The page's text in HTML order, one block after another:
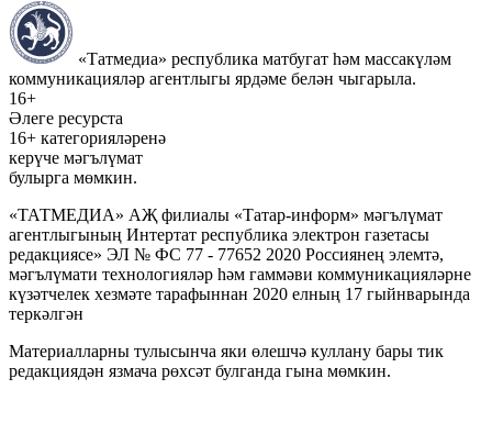
«Татмедиа» республика матбугат һәм массакүләм
коммуникацияләр агентлыгы ярдәме белән чыгарыла.
16+
Әлеге ресурста
16+ категорияләренә
керүче мәгълүмат
булырга мөмкин.
«ТАТМЕДИА» АҖ филиалы «Татар-информ» мәгълүмат
агентлыгының Интертат республика электрон газетасы
редакциясе» ЭЛ № ФС 77 - 77652 2020 Россиянең элемтә,
мәгълүмати технологияләр һәм гаммәви коммуникацияләрне
күзәтчелек хезмәте тарафыннан 2020 елның 17 гыйнварында
теркәлгән
Материалларны тулысынча яки өлешчә куллану бары тик
редакциядән язмача рөхсәт булганда гына мөмкин.